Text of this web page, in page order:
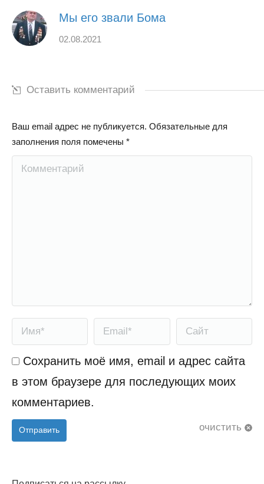
Мы его звали Бома
02.08.2021
Оставить комментарий
Ваш email адрес не публикуется. Обязательные для
заполнения поля помечены *
Комментарий
Имя * Email * Сайт
Сохранить моё имя, email и адрес сайта
в этом браузере для последующих моих
комментариев.
очистить
Отправить